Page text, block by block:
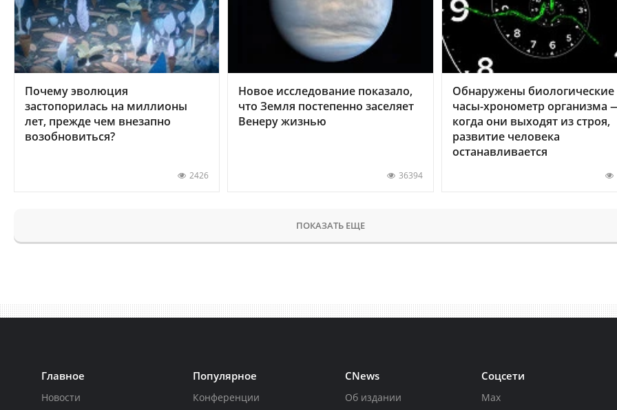
Почему эволюция
застопорилась на миллионы
лет, прежде чем внезапно
возобновиться?
2426
Новое исследование показало,
что Земля постепенно заселяет
Венеру жизнью
36394
Обнаружены биологические
часы-хронометр организма
когда они выходят из строя,
развитие человека
останавливается
ПОКАЗАТЬ ЕЩЕ
Главное
Новости
Популярное
Конференции
CNews
Об издании
Соцсети
Max